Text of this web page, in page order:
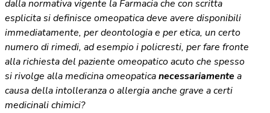
dalla normativa vigente la Farmacia che con scritta
esplicita si definisce omeopatica deve avere disponibili
immediatamente, per deontologia e per etica, un certo
numero di rimedi, ad esempio i policresti, per fare fronte
alla richiesta del paziente omeopatico acuto che spesso
si rivolge alla medicina omeopaticanecessariamentea
causa della intolleranza o allergia anche grave a certi
medicinali chimici?